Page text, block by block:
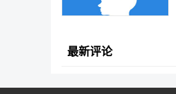
最新评论